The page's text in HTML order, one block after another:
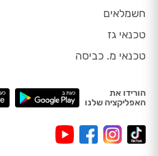
חשמלאים
טכנאי גז
טכנאי מ. כביסה
הורידו את
האפליקציה שלנו